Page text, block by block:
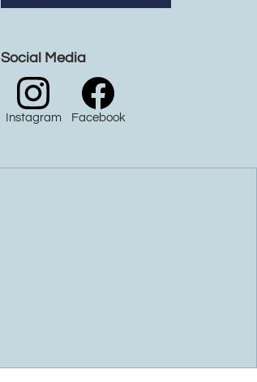
Social Media
Instagram Facebook